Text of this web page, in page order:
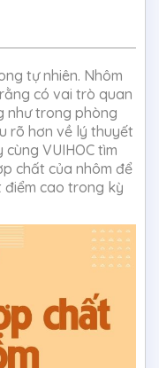
tự nhiên. Nhôm
có vai trò quan
như trong phòng
rõ hơn về lý thuyết
VUIHOC tìm
chất của nhôm để
điểm cao trong kỳ